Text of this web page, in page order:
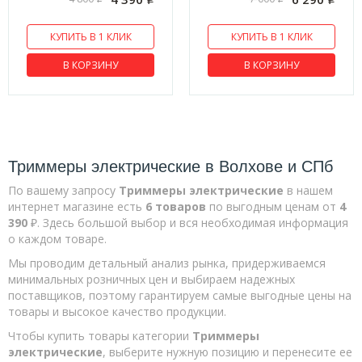
Тепловые пушки электрические
Пилы цепные
Бензопилы
Оснастка и расходники
Леска для триммера
Средства защиты
Триммерные головки
Доп.оборудование
Инструмент для заточки цепей
КУПИТЬ В 1 КЛИК
В КОРЗИНУ
КУПИТЬ В 1 КЛИК
В КОРЗИНУ
Триммеры электрические в Волхове и СПб
По вашему запросу Триммеры электрические в нашем
интернет магазине есть 6 товаров по выгодным ценам от 4
390 ₽. Здесь большой выбор и вся необходимая информация
о каждом товаре.
Мы проводим детальный анализ рынка, придерживаемся
минимальных розничных цен и выбираем надежных
поставщиков, поэтому гарантируем самые выгодные цены на
товары и высокое качество продукции.
Чтобы купить товары категории Триммеры
электрические, выберите нужную позицию и перенесите ее